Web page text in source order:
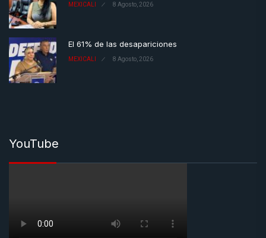
MEXICALI 8 Agosto, 2026
El 61% de las desapariciones
MEXICALI 8 Agosto, 2026
YouTube